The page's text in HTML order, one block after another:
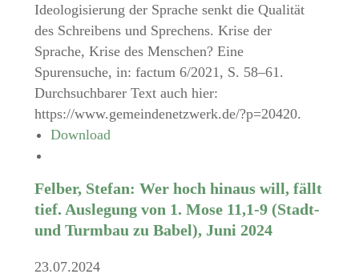
Ideologisierung der Sprache senkt die Qualität
des Schreibens und Sprechens. Krise der
Sprache, Krise des Menschen? Eine
Spurensuche, in: factum 6/2021, S. 58–61.
Durchsuchbarer Text auch hier:
https://www.gemeindenetzwerk.de/?p=20420.
Download
Felber, Stefan: Wer hoch hinaus will, fällt
tief. Auslegung von 1. Mose 11,1-9 (Stadt-
und Turmbau zu Babel), Juni 2024
23.07.2024